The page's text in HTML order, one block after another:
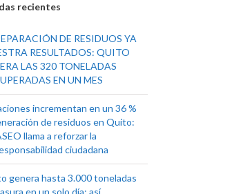
recientes
DE RESIDUOS YA
RESULTADOS: QUITO
LAS 320 TONELADAS
EN UN MES
incrementan en un 36 %
de residuos en Quito:
llama a reforzar la
ciudadana
genera hasta 3.000 toneladas
en un solo día: así